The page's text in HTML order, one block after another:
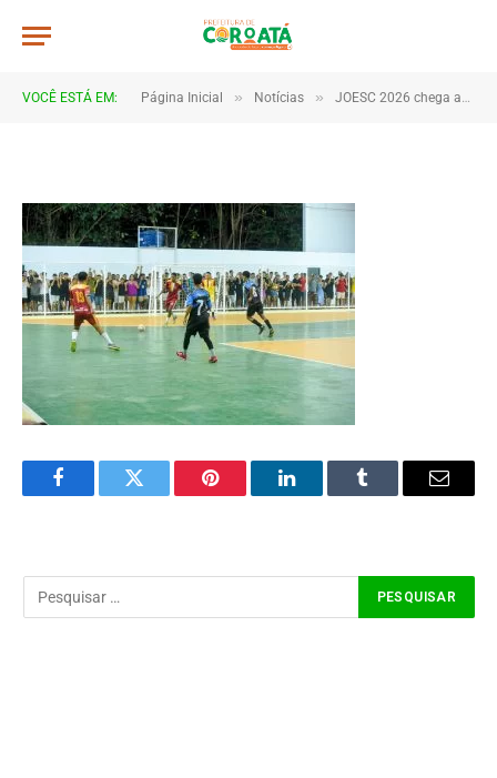
VOCÊ ESTÁ EM: Página Inicial » Notícias » JOESC 2026 chega ao fim após dias de emoção, talento e espírito esportivo em Coroatá
JWR_3748
FacebookTwitter Pinterest LinkedInTumblr Email